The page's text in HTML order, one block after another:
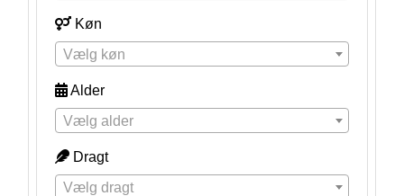
Køn
Vælg køn
Alder
Vælg alder
Dragt
Vælg dragt